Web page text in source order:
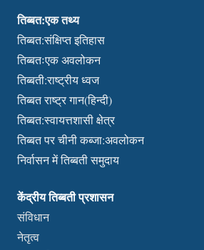
तिब्बत:एक तथ्य
तिब्बत:संक्षिप्त इतिहास
तिब्बतःएक अवलोकन
तिब्बती:राष्ट्रीय ध्वज
तिब्बत राष्ट्र गान(हिन्दी)
तिब्बत:स्वायत्तशासी क्षेत्र
तिब्बत पर चीनी कब्जा:अवलोकन
निर्वासन में तिब्बती समुदाय
केंद्रीय तिब्बती प्रशासन
संविधान
नेतृत्व